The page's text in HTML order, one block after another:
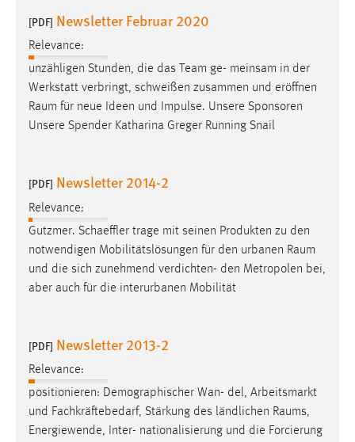
[PDF] Newsletter Februar 2020
Relevance:
unzähligen Stunden, die das Team ge- meinsam in der
Werkstatt verbringt, schweißen zusammen und eröffnen
Raum für neue Ideen und Impulse. Unsere Sponsoren
Unsere Spender Katharina Greger Running Snail
[PDF] Newsletter 2014-2
Relevance:
Gutzmer. Schaeffler trage mit seinen Produkten zu den
notwendigen Mobilitätslösungen für den urbanen Raum
und die sich zunehmend verdichten- den Metropolen bei,
aber auch für die interurbanen Mobilität
[PDF] Newsletter 2013-2
Relevance:
positionieren: Demographischer Wan- del, Arbeitsmarkt
und Fachkräftebedarf, Stärkung des ländlichen Raums,
Energiewende, Inter- nationalisierung und die Forcierung